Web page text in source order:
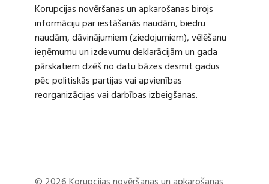
Korupcijas novēršanas un apkarošanas birojs
informāciju par iestāšanās naudām, biedru
naudām, dāvinājumiem (ziedojumiem), vēlēšanu
ieņēmumu un izdevumu deklarācijām un gada
pārskatiem dzēš no datu bāzes desmit gadus
pēc politiskās partijas vai apvienības
reorganizācijas vai darbības izbeigšanas.